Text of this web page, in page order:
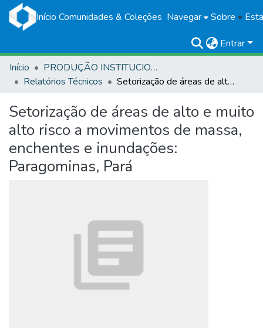
Início Comunidades & Coleções Navegar Sobre
Entrar
Início
PRODUÇÃO INSTITUCIONAL
Relatórios Técnicos
Setorização de áreas de alto e muito alto risco a movimentos de massa, enchentes e inundações: Paragominas, Pará
Setorização de áreas de alto e muito
alto risco a movimentos de massa,
enchentes e inundações:
Paragominas, Pará